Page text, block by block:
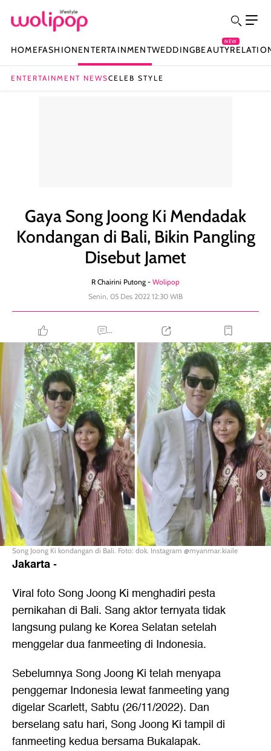
HOMEFASHIONENTERTAINMENTWEDDINGBEAUTY
NEW
ENTERTAINMENT NEWSCELEB STYLE
Gaya Song Joong Ki Mendadak
Kondangan di Bali, Bikin Pangling
Disebut Jamet
R Chairini Putong - Wolipop
Senin, 05 Des 2022 12:30 WIB
...
Song Joong Ki kondangan di Bali. Foto: dok. Instagram @myanmar.kiaile
Jakarta-
Viral foto Song Joong Ki menghadiri pesta
pernikahan di Bali. Sang aktor ternyata tidak
langsung pulang ke Korea Selatan setelah
menggelar dua fanmeeting di Indonesia.
Sebelumnya Song Joong Ki telah menyapa
penggemar Indonesia lewat fanmeeting yang
digelar Scarlett, Sabtu (26/11/2022). Dan
berselang satu hari, Song Joong Ki tampil di
fanmeeting kedua bersama Bukalapak.